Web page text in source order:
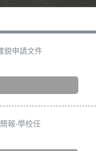
貌申請文件
報-學校任